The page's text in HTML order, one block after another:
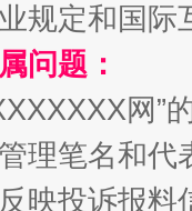
规定和国
问题：
网”
理笔名和
映投诉报